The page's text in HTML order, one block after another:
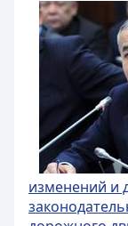
изменений и